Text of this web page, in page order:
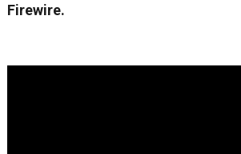
Firewire.